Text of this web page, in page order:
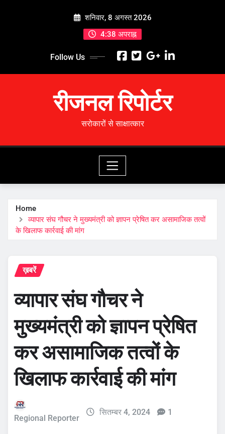
शनिवार, 8 अगस्त 2026
4:38 अपराह्न
Follow Us
रीजनल रिपोर्टर
सरोकारों से साक्षात्कार
Home
व्यापार संघ गौचर ने मुख्यमंत्री को ज्ञापन प्रेषित कर असामाजिक तत्वों
के खिलाफ कार्रवाई की मांग
ख़बरें
व्यापार संघ गौचर ने
मुख्यमंत्री को ज्ञापन प्रेषित
कर असामाजिक तत्वों के
खिलाफ कार्रवाई की मांग
Regional Reporter
सितम्बर 4, 2024 1